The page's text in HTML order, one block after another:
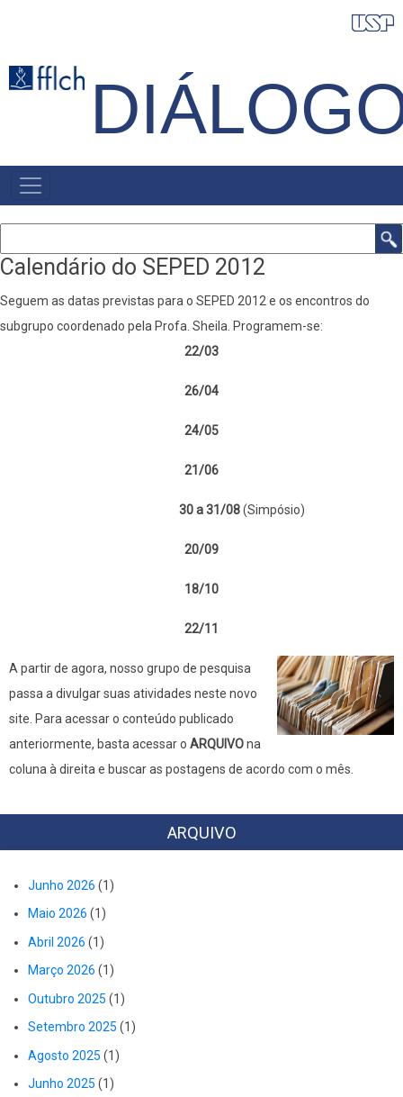
conteúdo
NAVEGAÇÃO
PRINCIPAL
Calendário do SEPED 2012
Seguem as datas previstas para o SEPED 2012 e os encontros do
subgrupo coordenado pela Profa. Sheila. Programem-se:
22/03
26/04
24/05
21/06
30 a 31/08(Simpósio)
20/09
18/10
22/11
A partir de agora, nosso grupo de pesquisa
passa a divulgar suas atividades neste novo
site. Para acessar o conteúdo publicado
anteriormente, basta acessar o ARQUIVOna
coluna à direita e buscar as postagens de acordo com o mês.
ARQUIVO
Junho 2026 (1)
Maio 2026 (1)
Abril 2026 (1)
Março 2026 (1)
Outubro 2025 (1)
Setembro 2025 (1)
Agosto 2025 (1)
Junho 2025 (1)